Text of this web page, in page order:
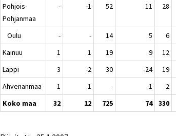
Pohjois-
Pohjanmaa
- -1 52 11 28
Oulu - - 14 5 6
Kainuu
1 1 19 9 12
Lappi
3 -2 30 -24 19
Ahvenanmaa
1 1 - -1 2
Koko maa
32 12 725 74 330